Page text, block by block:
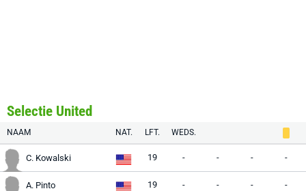
Selectie United
NAAM NAT. LFT. WEDS.
C. Kowalski 19 - - - -
A. Pinto 19 - - - -